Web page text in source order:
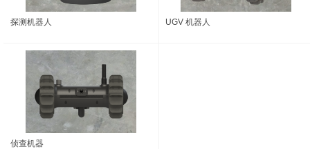
探测机器人 UGV 机器人
侦查机器